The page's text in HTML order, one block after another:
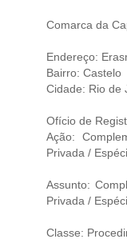
Comarca da
Endereço:
Bairro: Castelo
Cidade: Rio de
Ofício de
Ação:
Privada /
Assunto:
Privada /
Classe: